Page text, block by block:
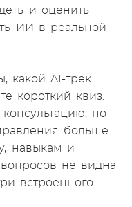
и оценить
ИИ в реальной
какой AI-трек
короткий квиз.
но
больше
навыкам и
не видна
встроенного